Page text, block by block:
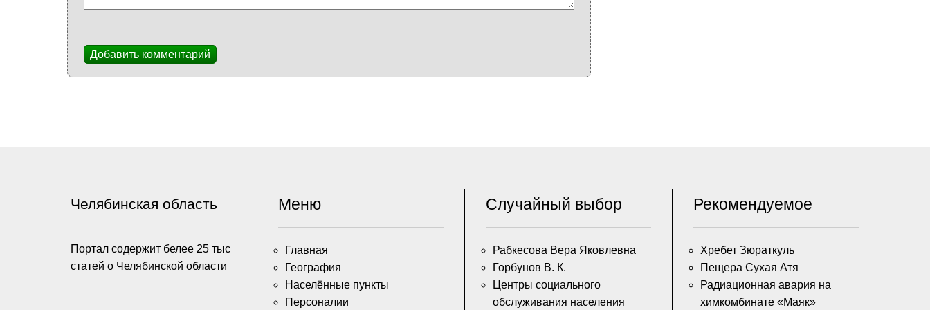
Добавить комментарий
Челябинская область
Портал содержит белее 25 тыс
статей о Челябинской области
Меню
Главная
География
Населённые пункты
Персоналии
Случайный выбор
Рабкесова Вера Яковлевна
Горбунов В. К.
Центры социального
обслуживания населения
Рекомендуемое
Хребет Зюраткуль
Пещера Сухая Атя
Радиационная авария на
химкомбинате «Маяк»